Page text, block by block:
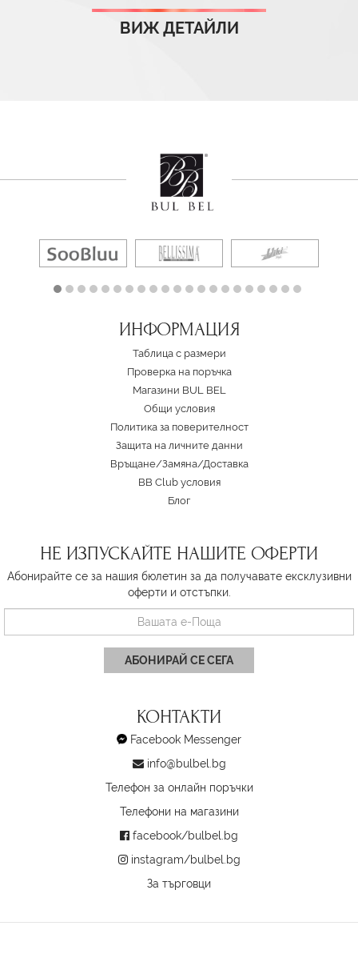
ВИЖ ДЕТАЙЛИ
ИНФОРМАЦИЯ
Таблица с размери
Проверка на поръчка
Магазини BUL BEL
Oбщи условия
Политика за поверителност
Защита на личните данни
Връщане/Замяна/Доставка
BB Club условия
Блог
НЕ ИЗПУСКАЙТЕ НАШИТЕ ОФЕРТИ
Абонирайте се за нашия бюлетин за да получавате ексклузивни
оферти и отстъпки.
АБОНИРАЙ СЕ СЕГА
КОНТАКТИ
Facebook Messenger
info@bulbel.bg
Телефон за онлайн поръчки
Телефони на магазини
facebook/bulbel.bg
instagram/bulbel.bg
За търговци